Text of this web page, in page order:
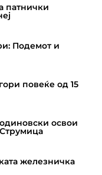
патнички
Подемот и
повеќе од 15
освои
железничка